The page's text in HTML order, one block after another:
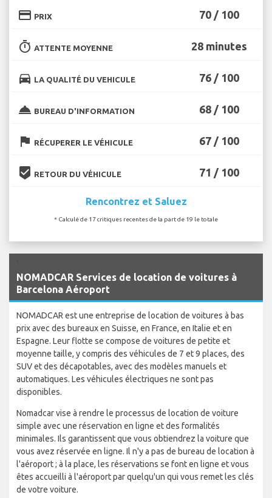
credit_card PRIX 70 / 100
timer ATTENTE MOYENNE 28 minutes
directions_car LA QUALITÉ DU VEHICULE 76 / 100
room_service BUREAU D'INFORMATION 68 / 100
flag RÉCUPERER LE VÉHICULE 67 / 100
beenhere RETOUR DU VÉHICULE 71 / 100
Rencontrez et Saluez
* Calculé de 17 critiques recentes de la part de 19 le totale
NOMADCAR Services de location de voitures à
Barcelona Aéroport
NOMADCAR est une entreprise de location de voitures à bas
prix avec des bureaux en Suisse, en France, en Italie et en
Espagne. Leur flotte se compose de voitures de petite et
moyenne taille, y compris des véhicules de 7 et 9 places, des
SUV et des décapotables, avec des modèles manuels et
automatiques. Les véhicules électriques ne sont pas
disponibles.
Nomadcar vise à rendre le processus de location de voiture
simple avec une réservation en ligne et des formalités
minimales. Ils garantissent que vous obtiendrez la voiture que
vous avez réservée en ligne. Il n'y a pas de bureau de location à
l'aéroport ; à la place, les réservations se font en ligne et vous
êtes accueilli à l'aéroport par quelqu'un qui vous remet les clés
de votre voiture.